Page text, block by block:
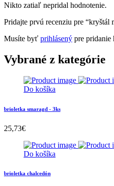
Nikto zatiaľ nepridal hodnotenie.
Pridajte prvú recenziu pre “kryštál
Musíte byť prihlásený pre pridanie
Vybrané z kategórie
Do košíka
brioletka smaragd - 3ks
25,73€
Do košíka
brioletka chalcedón